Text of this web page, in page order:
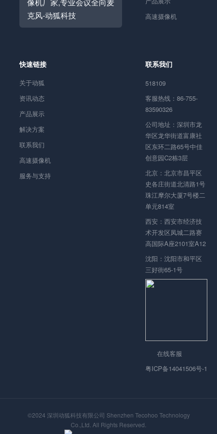
高速摄像机
快速链接
关于动狐
资讯动态
产品展示
解决方案
联系我们
高速摄像机
服务与支持
联系我们
518109
客服热线：86-755-
83590326
公司地址：深圳市龙
华区龙华街道富康社
区东环二路65号中佳
创意园C2栋3层
北京：北京市昌平区
史各庄街道北清路1号
珠江摩尔大厦7号楼二
单元814室
西安：西安市经济技
术开发区凤城二路赛
高国际A座2101室A12
沈阳：沈阳市和平区
三好街65-1号
在线客服
粤ICP备14041506号-1
©2024 深圳动狐科技有限公司 Shenzhen Tecohoo Technology
Co.,Ltd. All Rights Reserved.